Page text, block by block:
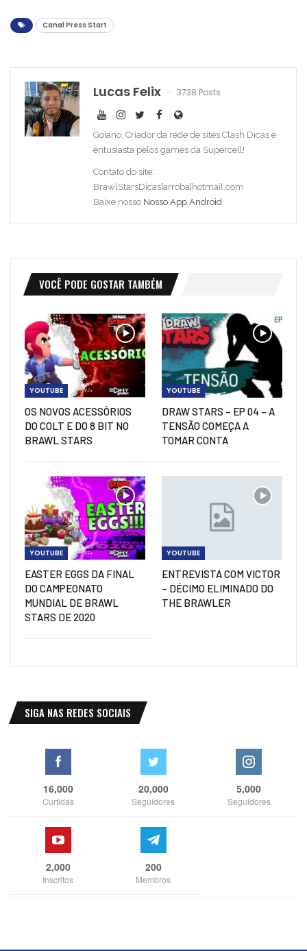
Canal Press Start
Lucas Felix 3738 Posts
Goiano, Criador da rede de sites Clash Dicas e
entusiasta pelos games da Supercell!
Contato do site:
BrawlStarsDicas[arroba]hotmail.com
Baixe nosso Nosso App Android
VOCÊ PODE GOSTAR TAMBÉM
YOUTUBE
OS NOVOS ACESSÓRIOS
DO COLT E DO 8 BIT NO
BRAWL STARS
YOUTUBE
DRAW STARS – EP 04 – A
TENSÃO COMEÇA A
TOMAR CONTA
YOUTUBE
EASTER EGGS DA FINAL
DO CAMPEONATO
MUNDIAL DE BRAWL
STARS DE 2020
YOUTUBE
ENTREVISTA COM VICTOR
– DÉCIMO ELIMINADO DO
THE BRAWLER
SIGA NAS REDES SOCIAIS
16,000
Curtidas
20,000
Seguidores
5,000
Seguidores
2,000
Inscritos
200
Membros